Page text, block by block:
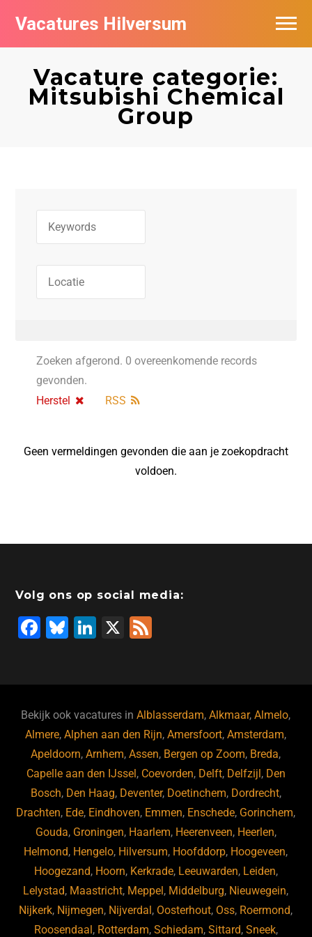
Vacatures Hilversum
Vacature categorie:
Mitsubishi Chemical
Group
Zoeken afgerond. 0 overeenkomende records
gevonden.
Herstel
RSS
Geen vermeldingen gevonden die aan je zoekopdracht
voldoen.
Volg ons op social media:
F
b
o
o
k
Bl
ky
Li
dI
n
X
Bekijk ook vacatures inAlblasserdam,Alkmaar,Almelo,
Almere,Alphen aan den Rijn,Amersfoort,Amsterdam,
Apeldoorn,Arnhem,Assen, Bergen op Zoom, Breda,
Capelle aan den IJssel , Coevorden, Delft, Delfzijl , Den
Bosch, Den Haag, Deventer, Doetinchem, Dordrecht,
Drachten, Ede, Eindhoven, Emmen, Enschede, Gorinchem,
Gouda, Groningen, Haarlem, Heerenveen, Heerlen,
Helmond, Hengelo, Hilversum, Hoofddorp, Hoogeveen,
Hoogezand, Hoorn, Kerkrade, Leeuwarden, Leiden,
Lelystad, Maastricht, Meppel , Middelburg, Nieuwegein,
Nijkerk, Nijmegen, Nijverdal , Oosterhout, Oss, Roermond,
Roosendaal , Rotterdam, Schiedam, Sittard, Sneek,
Vacatures per bedrijf in Hilversum
De populairste vacatures in Hilversum